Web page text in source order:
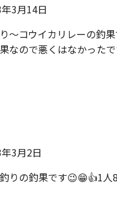
3月14日
〜コウイカリレーの釣
なので悪くはなかった
3月2日
りの釣果です😉😁👍1